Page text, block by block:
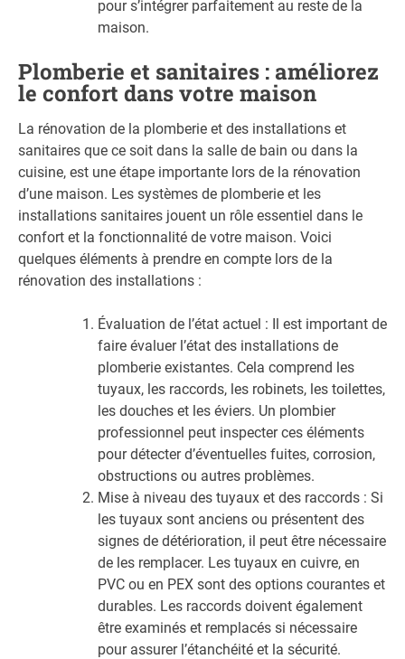
pour s’intégrer parfaitement au reste de la
maison.
Plomberie et sanitaires : améliorez
le confort dans votre maison
La rénovation de la plomberie et des installations et
sanitaires que ce soit dans la salle de bain ou dans la
cuisine, est une étape importante lors de la rénovation
d’une maison. Les systèmes de plomberie et les
installations sanitaires jouent un rôle essentiel dans le
confort et la fonctionnalité de votre maison. Voici
quelques éléments à prendre en compte lors de la
rénovation des installations :
Évaluation de l’état actuel : Il est important de
faire évaluer l’état des installations de
plomberie existantes. Cela comprend les
tuyaux, les raccords, les robinets, les toilettes,
les douches et les éviers. Un plombier
professionnel peut inspecter ces éléments
pour détecter d’éventuelles fuites, corrosion,
obstructions ou autres problèmes.
Mise à niveau des tuyaux et des raccords : Si
les tuyaux sont anciens ou présentent des
signes de détérioration, il peut être nécessaire
de les remplacer. Les tuyaux en cuivre, en
PVC ou en PEX sont des options courantes et
durables. Les raccords doivent également
être examinés et remplacés si nécessaire
pour assurer l’étanchéité et la sécurité.